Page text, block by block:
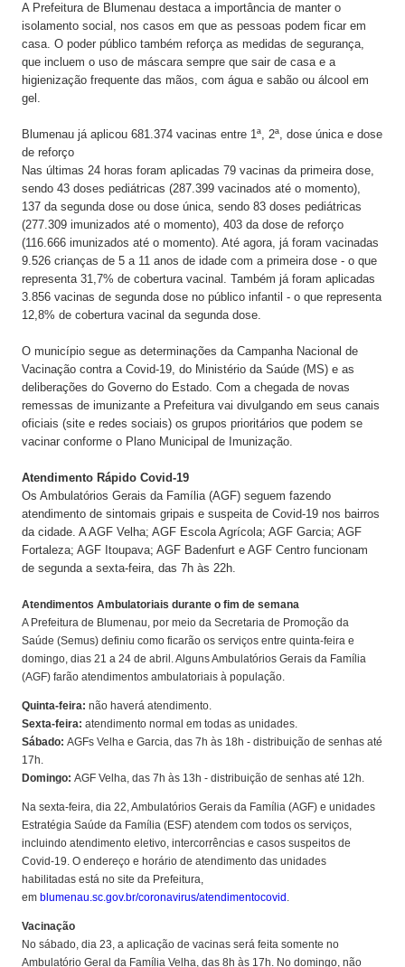
A Prefeitura de Blumenau destaca a importância de manter o
isolamento social, nos casos em que as pessoas podem ficar em
casa. O poder público também reforça as medidas de segurança,
que incluem o uso de máscara sempre que sair de casa e a
higienização frequente das mãos, com água e sabão ou álcool em
gel.
Blumenau já aplicou 681.374 vacinas entre 1ª, 2ª, dose única e dose
de reforço
Nas últimas 24 horas foram aplicadas 79 vacinas da primeira dose,
sendo 43 doses pediátricas (287.399 vacinados até o momento),
137 da segunda dose ou dose única, sendo 83 doses pediátricas
(277.309 imunizados até o momento), 403 da dose de reforço
(116.666 imunizados até o momento). Até agora, já foram vacinadas
9.526 crianças de 5 a 11 anos de idade com a primeira dose - o que
representa 31,7% de cobertura vacinal. Também já foram aplicadas
3.856 vacinas de segunda dose no público infantil - o que representa
12,8% de cobertura vacinal da segunda dose.
O município segue as determinações da Campanha Nacional de
Vacinação contra a Covid-19, do Ministério da Saúde (MS) e as
deliberações do Governo do Estado. Com a chegada de novas
remessas de imunizante a Prefeitura vai divulgando em seus canais
oficiais (site e redes sociais) os grupos prioritários que podem se
vacinar conforme o Plano Municipal de Imunização.
Atendimento Rápido Covid-19
Os Ambulatórios Gerais da Família (AGF) seguem fazendo
atendimento de sintomais gripais e suspeita de Covid-19 nos bairros
da cidade. A AGF Velha; AGF Escola Agrícola; AGF Garcia; AGF
Fortaleza; AGF Itoupava; AGF Badenfurt e AGF Centro funcionam
de segunda a sexta-feira, das 7h às 22h.
Atendimentos Ambulatoriais durante o fim de semana
A Prefeitura de Blumenau, por meio da Secretaria de Promoção da
Saúde (Semus) definiu como ficarão os serviços entre quinta-feira e
domingo, dias 21 a 24 de abril. Alguns Ambulatórios Gerais da Família
(AGF) farão atendimentos ambulatoriais à população.
Quinta-feira: não haverá atendimento.
Sexta-feira: atendimento normal em todas as unidades.
Sábado: AGFs Velha e Garcia, das 7h às 18h - distribuição de senhas até
17h.
Domingo: AGF Velha, das 7h às 13h - distribuição de senhas até 12h.
Na sexta-feira, dia 22, Ambulatórios Gerais da Família (AGF) e unidades
Estratégia Saúde da Família (ESF) atendem com todos os serviços,
incluindo atendimento eletivo, intercorrências e casos suspeitos de
Covid-19. O endereço e horário de atendimento das unidades
habilitadas está no site da Prefeitura,
em blumenau.sc.gov.br/coronavirus/atendimentocovid .
Vacinação
No sábado, dia 23, a aplicação de vacinas será feita somente no
Ambulatório Geral da Família Velha, das 8h às 17h. No domingo, não